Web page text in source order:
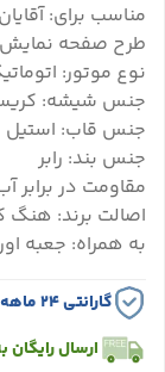
مناسب برای: آقایان
طرح صفحه
نوع موتور:
جنس شیشه:
جنس قاب: استیل
جنس بند: رابر
مقاومت در برابر آب: 50
اصالت برند: هنگ
به همراه: جعبه
گارانتی ۲۴ ماهه وستا سرویس
ارسال